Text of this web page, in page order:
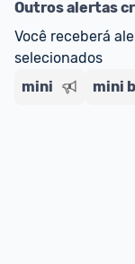
Outros alertas
Você receberá
selecionados
mini
mini